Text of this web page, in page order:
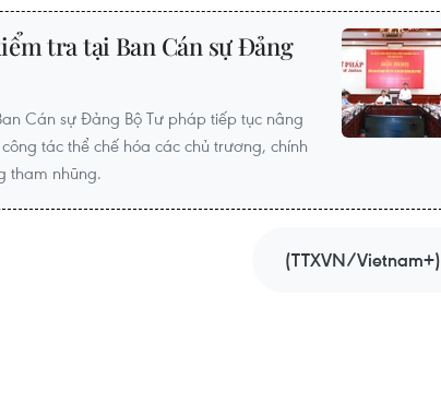
tra tại Ban Cán sự Đảng
Cán sự Đảng Bộ Tư pháp tiếp tục nâng
tác thể chế hóa các chủ trương, chính
tham nhũng.
(TTXVN/Vietnam+)